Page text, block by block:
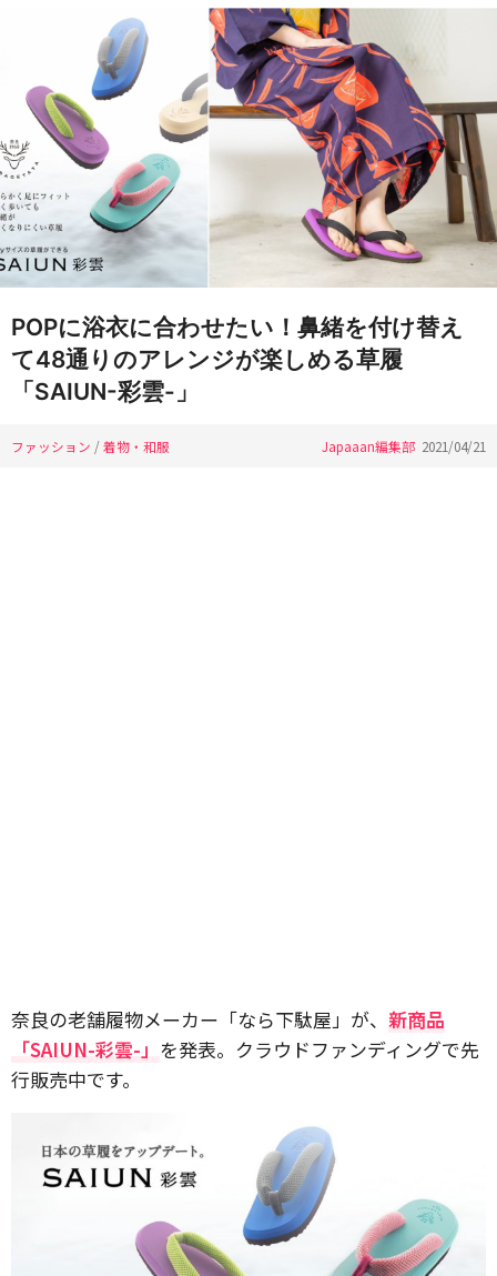
POPに浴衣に合わせたい！鼻緒を付け替え
て48通りのアレンジが楽しめる草履
「SAIUN-彩雲-」
ファッション /着物・和服 Japaaan編集部 2021/04/21
奈良の老舗履物メーカー「なら下駄屋」が、 新商品
「SAIUN-彩雲-」 を発表。クラウドファンディングで先
行販売中です。